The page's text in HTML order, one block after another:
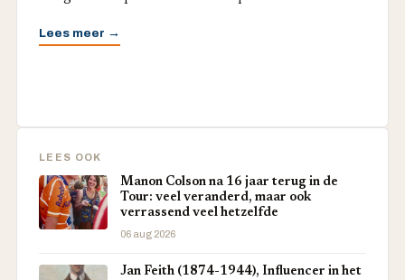
Lees meer →
LEES OOK
Manon Colson na 16 jaar terug in de
Tour: veel veranderd, maar ook
verrassend veel hetzelfde
06 aug 2026
Jan Feith (1874-1944), Influencer in het